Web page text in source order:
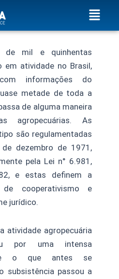
Menu
de mil e quinhentas
em atividade no Brasil,
informações do
metade de toda a
de alguma maneira
agropecuárias. As
são regulamentadas
dezembro de 1971,
pela Lei n° 6.981,
e estas definem a
cooperativismo e
jurídico.
atividade agropecuária
por uma intensa
e o que antes se
subsistência passou a